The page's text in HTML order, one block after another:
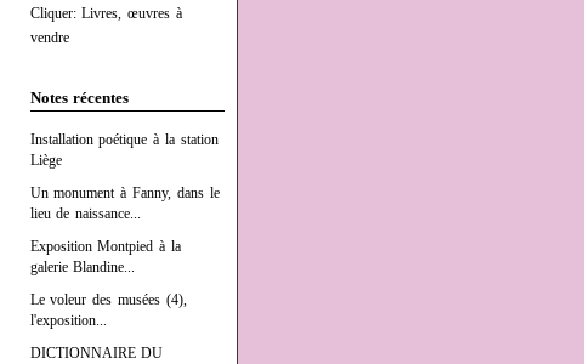
Cliquer: Livres, œuvres à
vendre
Notes récentes
Installation poétique à la station
Liège
Un monument à Fanny, dans le
lieu de naissance...
Exposition Montpied à la
galerie Blandine...
Le voleur des musées (4),
l'exposition...
DICTIONNAIRE DU